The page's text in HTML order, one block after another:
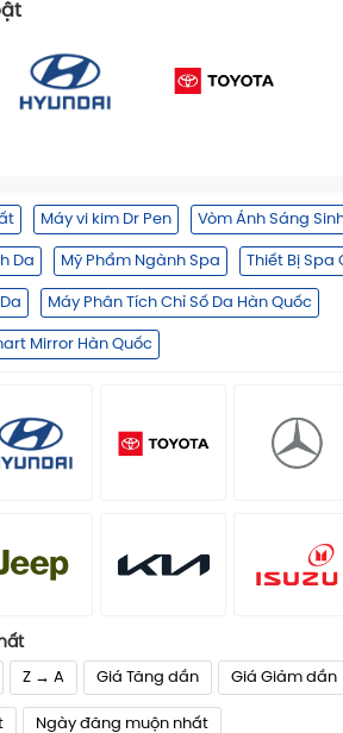
Máy vi kim Dr Pen Vòm Ánh Sáng
Da Mỹ Phẩm Ngành Spa Thiết Bị
Máy Phân Tích Chỉ Số Da Hàn Quốc
Mirror Hàn Quốc
Z → A Giá Tăng dần Giá Giảm dần
Ngày đăng muộn nhất